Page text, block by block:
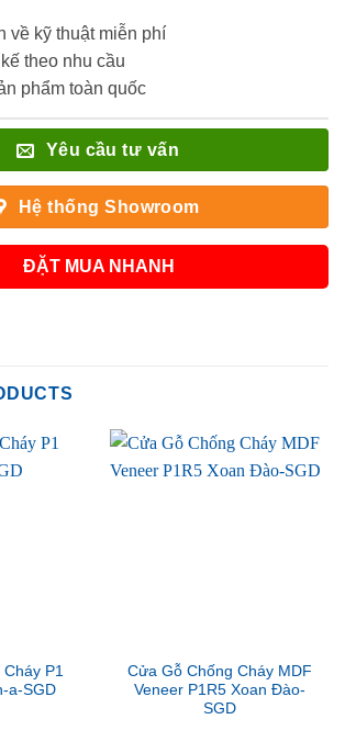
về kỹ thuật miễn phí
theo nhu cầu
phẩm toàn quốc
Yêu cầu tư vấn
Hệ thống Showroom
ĐẶT MUA NHANH
P1
a-SGD
Cửa Gỗ Chống Cháy MDF
Veneer P1R5 Xoan Đào-
SGD